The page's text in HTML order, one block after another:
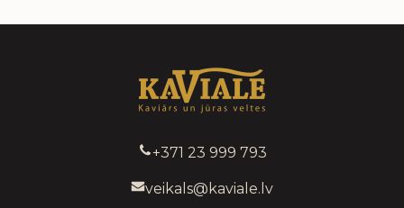
+371 23 999 793
veikals@kaviale.lv